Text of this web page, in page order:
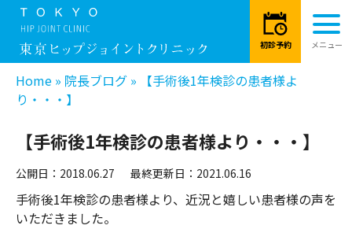
Home » 院長ブログ »
【手術後1年検診の患者様よ
り・・・】
【手術後1年検診の患者様より・・・】
公開日：2018.06.27 最終更新日：2021.06.16
手術後1年検診の患者様より、近況と嬉しい患者様の声を
いただきました。